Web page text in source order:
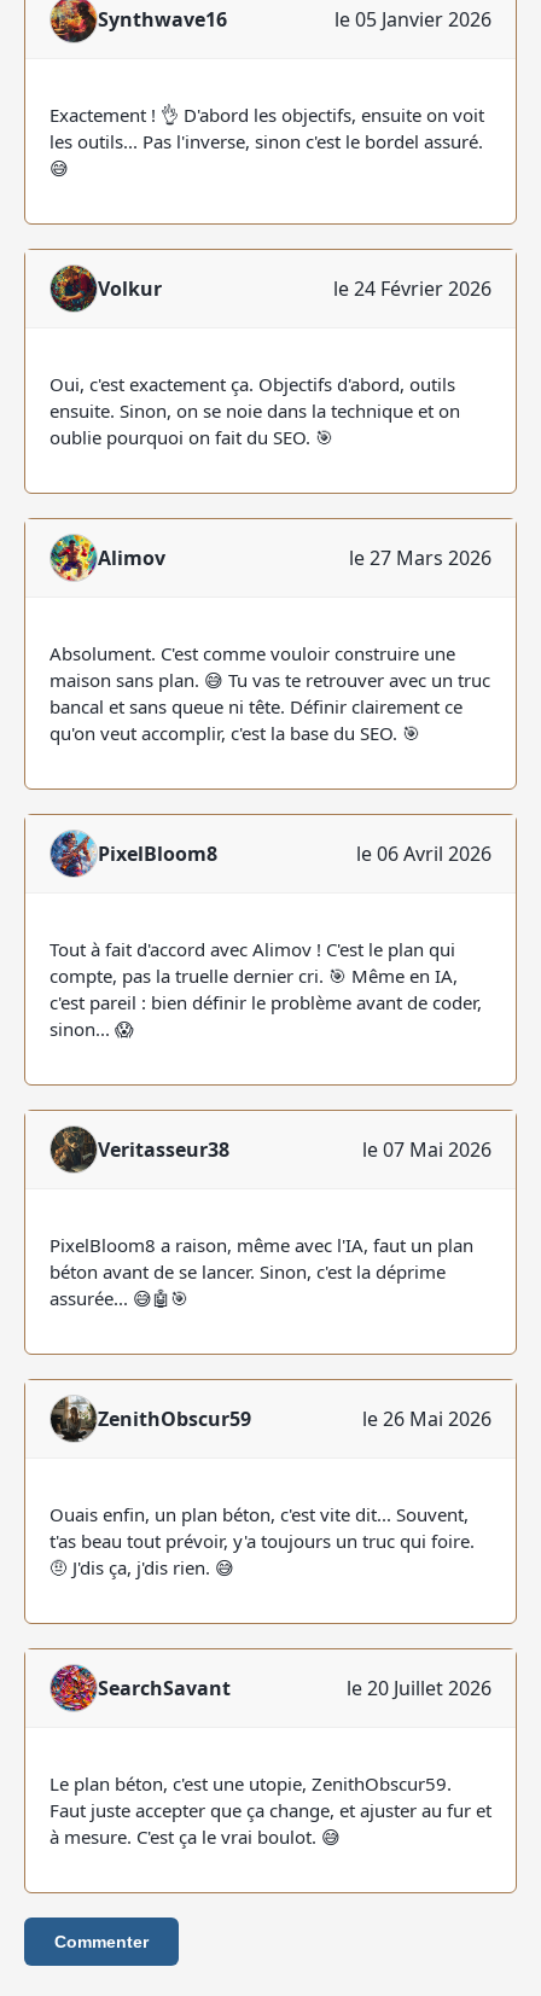
Synthwave16 le 05 Janvier 2026
Exactement ! 👌 D'abord les objectifs, ensuite on voit
les outils... Pas l'inverse, sinon c'est le bordel assuré.
😅
Volkur le 24 Février 2026
Oui, c'est exactement ça. Objectifs d'abord, outils
ensuite. Sinon, on se noie dans la technique et on
oublie pourquoi on fait du SEO. 🎯
Alimov le 27 Mars 2026
Absolument. C'est comme vouloir construire une
maison sans plan. 😅 Tu vas te retrouver avec un truc
bancal et sans queue ni tête. Définir clairement ce
qu'on veut accomplir, c'est la base du SEO. 🎯
PixelBloom8 le 06 Avril 2026
Tout à fait d'accord avec Alimov ! C'est le plan qui
compte, pas la truelle dernier cri. 🎯 Même en IA,
c'est pareil : bien définir le problème avant de coder,
sinon... 😱
Veritasseur38 le 07 Mai 2026
PixelBloom8 a raison, même avec l'IA, faut un plan
béton avant de se lancer. Sinon, c'est la déprime
assurée... 😅🤖🎯
ZenithObscur59 le 26 Mai 2026
Ouais enfin, un plan béton, c'est vite dit... Souvent,
t'as beau tout prévoir, y'a toujours un truc qui foire.
🤨 J'dis ça, j'dis rien. 😅
SearchSavant le 20 Juillet 2026
Le plan béton, c'est une utopie, ZenithObscur59.
Faut juste accepter que ça change, et ajuster au fur et
à mesure. C'est ça le vrai boulot. 😅
Commenter